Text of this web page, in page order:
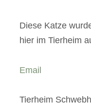
Diese Katze
hier im Tierheim
Email
Tierheim